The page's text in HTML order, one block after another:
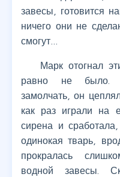
завесы, готовится
ничего они не
смогут…
Марк отогнал
равно не было.
замолчать, он
как раз играли на
сирена и
одинокая тварь,
прокралась
водной завесы.